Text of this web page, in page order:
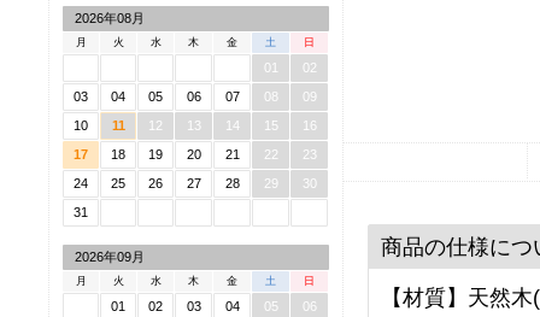
2026年08月
月 火 水 木 金 土 日
01
02
03
04 05 06 07 08
09
10
11 12 13 14 15
16
17
18 19 20 21 22
23
24
25 26 27 28 29
30
31
2026年09月
月 火 水 木 金 土 日
01 02 03 04 05
06
商品の仕様につ
【材質】天然